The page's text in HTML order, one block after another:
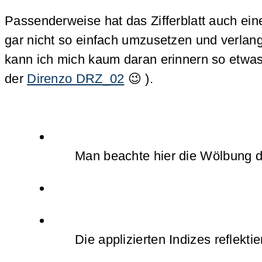
Passenderweise hat das Zifferblatt auch
gar nicht so einfach umzusetzen und
kann ich mich kaum daran erinnern so
der Direnzo DRZ_02 😉 ).
Man beachte hier die Wölbung
Die applizierten Indizes